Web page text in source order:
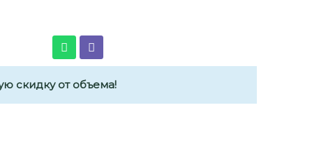
скидку от объема!